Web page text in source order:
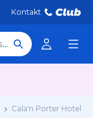
Kontakt
Hotel, Reiseziel
Cala'n Porter Hotels